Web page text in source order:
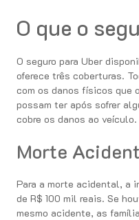
O que o
O seguro para Uber
oferece três coberturas.
com os danos físicos que
possam ter após sofrer
cobre os danos ao veículo.
Morte
Para a morte acidental, a
de R$ 100 mil reais. Se
mesmo acidente, as